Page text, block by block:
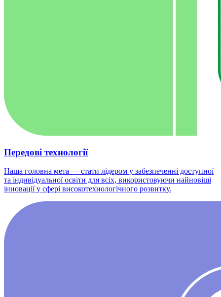
Передові технології
Наша головна мета — стати лідером у забезпеченні доступної
та індивідуальної освіти для всіх, використовуючи найновіші
інновації у сфері високотехнологічного розвитку.